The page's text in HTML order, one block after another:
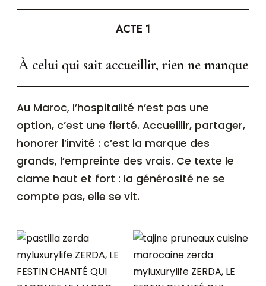
ACTE 1
À celui qui sait accueillir, rien ne manque
Au Maroc, l’hospitalité n’est pas une
option, c’est une fierté. Accueillir, partager,
honorer l’invité : c’est la marque des
grands, l’empreinte des vrais. Ce texte le
clame haut et fort : la générosité ne se
compte pas, elle se vit.